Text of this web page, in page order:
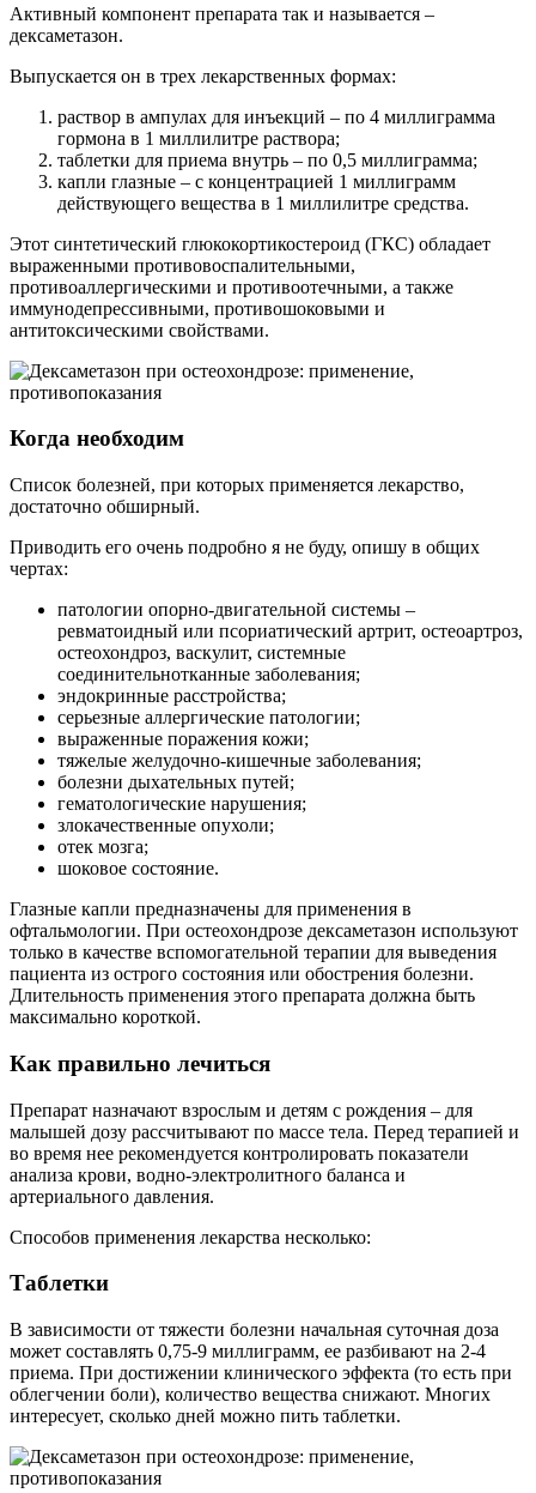
Активный компонент препарата так и называется –
дексаметазон.
Выпускается он в трех лекарственных формах:
раствор в ампулах для инъекций – по 4 миллиграмма
гормона в 1 миллилитре раствора;
таблетки для приема внутрь – по 0,5 миллиграмма;
капли глазные – с концентрацией 1 миллиграмм
действующего вещества в 1 миллилитре средства.
Этот синтетический глюкокортикостероид (ГКС) обладает
выраженными противовоспалительными,
противоаллергическими и противоотечными, а также
иммунодепрессивными, противошоковыми и
антитоксическими свойствами.
Когда необходим
Список болезней, при которых применяется лекарство,
достаточно обширный.
Приводить его очень подробно я не буду, опишу в общих
чертах:
патологии опорно-двигательной системы –
ревматоидный или псориатический артрит, остеоартроз,
остеохондроз, васкулит, системные
соединительнотканные заболевания;
эндокринные расстройства;
серьезные аллергические патологии;
выраженные поражения кожи;
тяжелые желудочно-кишечные заболевания;
болезни дыхательных путей;
гематологические нарушения;
злокачественные опухоли;
отек мозга;
шоковое состояние.
Глазные капли предназначены для применения в
офтальмологии. При остеохондрозе дексаметазон используют
только в качестве вспомогательной терапии для выведения
пациента из острого состояния или обострения болезни.
Длительность применения этого препарата должна быть
максимально короткой.
Как правильно лечиться
Препарат назначают взрослым и детям с рождения – для
малышей дозу рассчитывают по массе тела. Перед терапией и
во время нее рекомендуется контролировать показатели
анализа крови, водно-электролитного баланса и
артериального давления.
Способов применения лекарства несколько:
Таблетки
В зависимости от тяжести болезни начальная суточная доза
может составлять 0,75-9 миллиграмм, ее разбивают на 2-4
приема. При достижении клинического эффекта (то есть при
облегчении боли), количество вещества снижают. Многих
интересует, сколько дней можно пить таблетки.